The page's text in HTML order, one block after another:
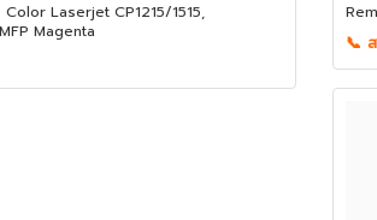
Laserjet CP1215/1515,
Magenta
📞